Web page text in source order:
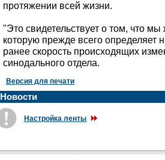
протяжении всей жизни.
"Это свидетельствует о том, что
которую прежде всего определяет
ранее скорость происходящих
синодального отдела.
Версия для печати
Новости
Настройка ленты